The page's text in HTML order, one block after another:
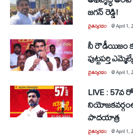
జ‌గ‌న్ రెడ్డి!
చైతన్యరధం @April 1,
నీ రౌడీయిజం
పుట్టపర్తి
చైతన్యరధం @April 1,
LIVE : 57వ
పాద‌యాత్ర
చైతన్యరధం @April 1,